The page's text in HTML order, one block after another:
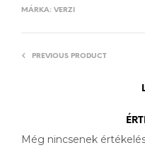
MÁRKA: VERZI
PREVIOUS PRODUCT
Még nincsenek